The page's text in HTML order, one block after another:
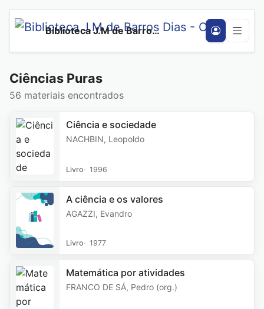
Biblioteca J.M de Barros Dias - CeUnina
Ciências Puras
56 materiais encontrados
Ciência e sociedade
NACHBIN, Leopoldo
Livro 1996
A ciência e os valores
AGAZZI, Evandro
Livro 1977
Matemática por atividades
FRANCO DE SÁ, Pedro (org.)